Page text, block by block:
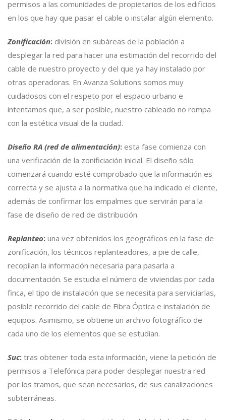
permisos a las comunidades de propietarios de los edificios
en los que hay que pasar el cable o instalar algún elemento.
Zonificación: división en subáreas de la población a
desplegar la red para hacer una estimación del recorrido del
cable de nuestro proyecto y del que ya hay instalado por
otras operadoras. En Avanza Solutions somos muy
cuidadosos con el respeto por el espacio urbano e
intentamos que, a ser posible, nuestro cableado no rompa
con la estética visual de la ciudad.
Diseño RA (red de alimentación): esta fase comienza con
una verificación de la zonificiación inicial. El diseño sólo
comenzará cuando esté comprobado que la información es
correcta y se ajusta a la normativa que ha indicado el cliente,
además de confirmar los empalmes que servirán para la
fase de diseño de red de distribución.
Replanteo: una vez obtenidos los geográficos en la fase de
zonificación, los técnicos replanteadores, a pie de calle,
recopilan la información necesaria para pasarla a
documentación. Se estudia el número de viviendas por cada
finca, el tipo de instalación que se necesita para serviciarlas,
posible recorrido del cable de Fibra Óptica e instalación de
equipos. Asimismo, se obtiene un archivo fotográfico de
cada uno de los elementos que se estudian.
Suc: tras obtener toda esta información, viene la petición de
permisos a Telefónica para poder desplegar nuestra red
por los tramos, que sean necesarios, de sus canalizaciones
subterráneas.